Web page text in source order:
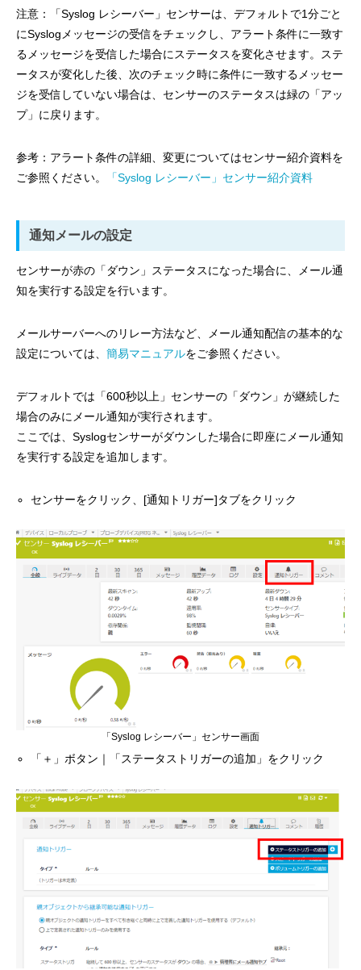
注意：「Syslog レシーバー」センサーは、デフォルトで1分ごと
にSyslogメッセージの受信をチェックし、アラート条件に一致す
るメッセージを受信した場合にステータスを変化させます。ステ
ータスが変化した後、次のチェック時に条件に一致するメッセー
ジを受信していない場合は、センサーのステータスは緑の「アッ
プ」に戻ります。
参考：アラート条件の詳細、変更についてはセンサー紹介資料を
ご参照ください。
「Syslog レシーバー」センサー紹介資料
通知メールの設定
センサーが赤の「ダウン」ステータスになった場合に、メール通
知を実行する設定を行います。
メールサーバーへのリレー方法など、メール通知配信の基本的な
設定については、 簡易マニュアルをご参照ください。
デフォルトでは「600秒以上」センサーの「ダウン」が継続した
場合のみにメール通知が実行されます。
ここでは、Syslogセンサーがダウンした場合に即座にメール通知
を実行する設定を追加します。
センサーをクリック、[通知トリガー]タブをクリック
「Syslog レシーバー」センサー画面
「＋」ボタン｜「ステータストリガーの追加」をクリック